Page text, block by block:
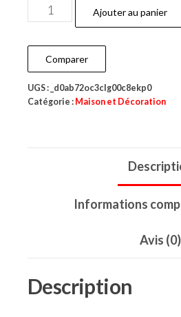
Ajouter au panier
Comparer
UGS : _d0ab72oc3clg00c8ekp0
Catégorie : Maison et Décoration
Informations
Avis (0)
Description